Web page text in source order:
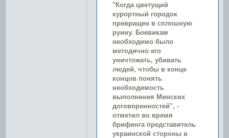
"Когда цветущий
курортный городок
превращен в сплошную
руину. Боевикам
необходимо было
методично его
уничтожать, убивать
людей, чтобы в конце
концов понять
необходимость
выполнения Минских
договоренностей", -
отметил во время
брифинга представитель
украинской стороны в